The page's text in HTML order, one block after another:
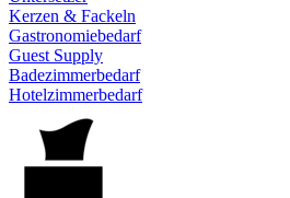
Kerzen & Fackeln
Gastronomiebedarf
Guest Supply
Badezimmerbedarf
Hotelzimmerbedarf